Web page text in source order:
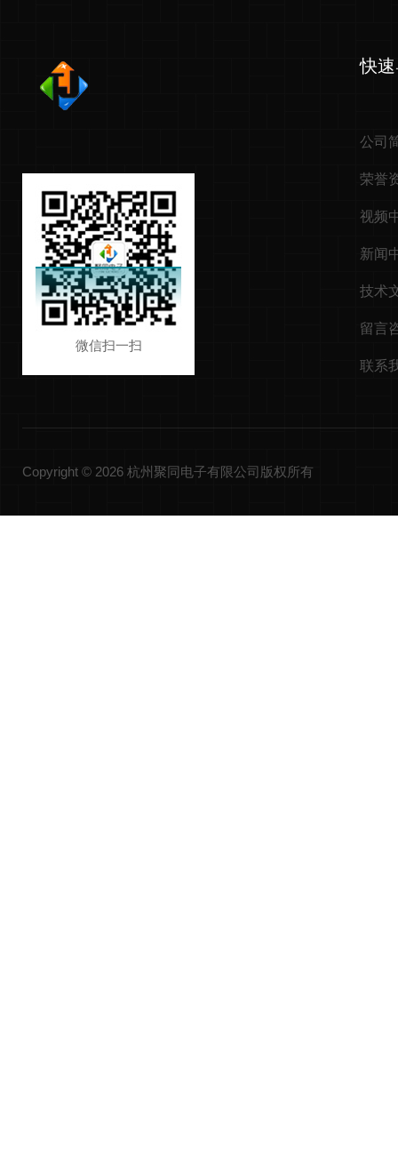
微信扫一扫
快
公司
荣誉
视频
新闻
技术
留言
联系
Copyright © 2026 杭州聚同电子有限公司版权所有